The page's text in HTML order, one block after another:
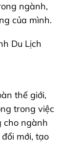
ngành,
của mình.
Du Lịch
thế giới,
trong việc
cho ngành
mới, tạo